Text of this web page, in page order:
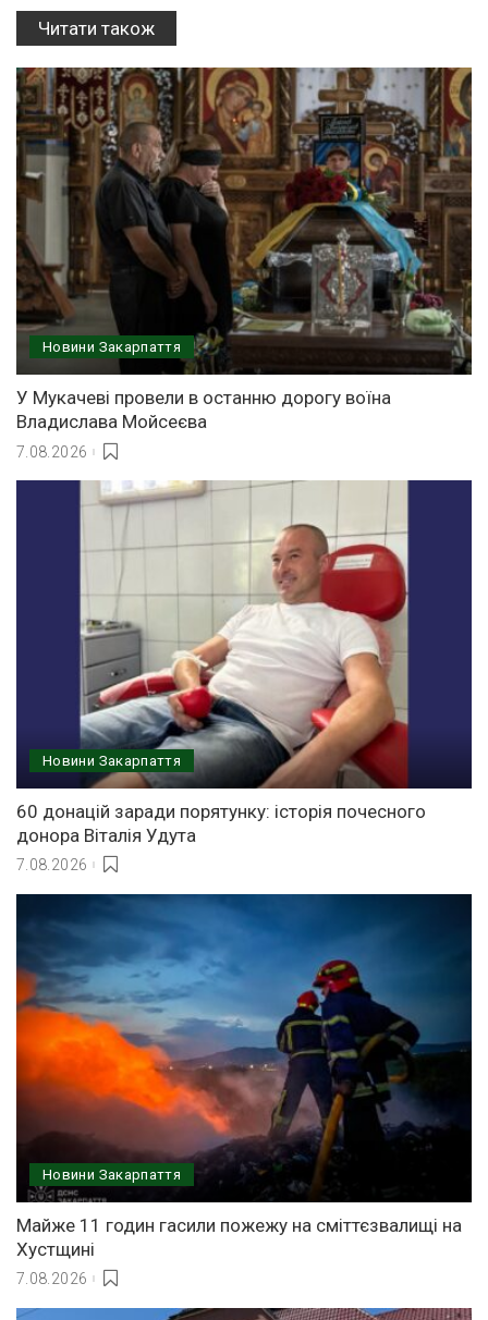
Читати також
Новини Закарпаття
У Мукачеві провели в останню дорогу воїна
Владислава Мойсеєва
7.08.2026
Новини Закарпаття
60 донацій заради порятунку: історія почесного
донора Віталія Удута
7.08.2026
Новини Закарпаття
Майже 11 годин гасили пожежу на сміттєзвалищі на
Хустщині
7.08.2026